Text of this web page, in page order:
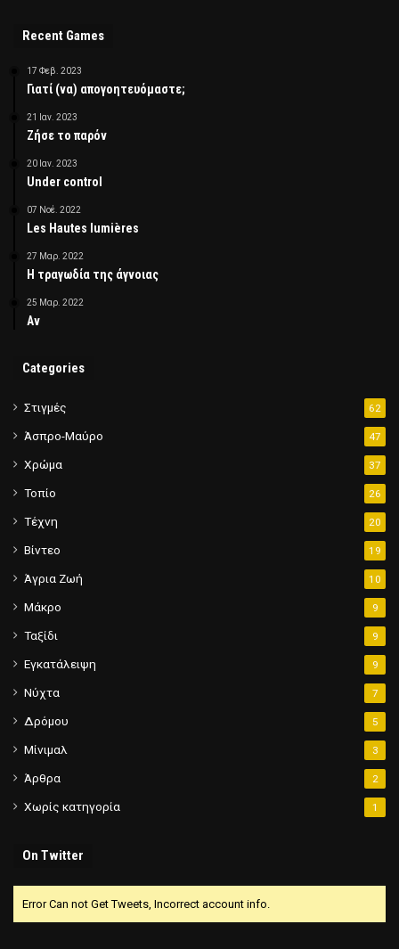
Recent Games
17 Φεβ. 2023
Γιατί (να) απογοητευόμαστε;
21 Ιαν. 2023
Ζήσε το παρόν
20 Ιαν. 2023
Under control
07 Νοέ. 2022
Les Hautes lumières
27 Μαρ. 2022
Η τραγωδία της άγνοιας
25 Μαρ. 2022
Αν
Categories
Στιγμές 62
Άσπρο-Μαύρο 47
Χρώμα 37
Τοπίο 26
Τέχνη 20
Βίντεο 19
Άγρια Ζωή 10
Μάκρο 9
Ταξίδι 9
Εγκατάλειψη 9
Νύχτα 7
Δρόμου 5
Μίνιμαλ 3
Άρθρα 2
Χωρίς κατηγορία 1
On Twitter
Error Can not Get Tweets, Incorrect account info.